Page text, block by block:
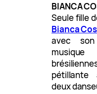
BIANCA
Seule fille
Bianca
avec
pétillante
deux